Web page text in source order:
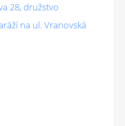
28, družstvo
na ul. Vranovská